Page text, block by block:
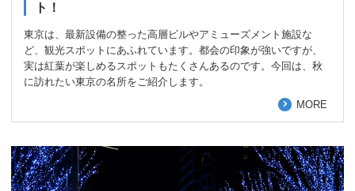
ト！
東京は、最新設備の整った高層ビルやアミューズメント施設な
ど、観光スポットにあふれています。都会の印象が強いですが、
実は紅葉が楽しめるスポットもたくさんあるのです。今回は、秋
に訪れたい東京の名所をご紹介します。
MORE